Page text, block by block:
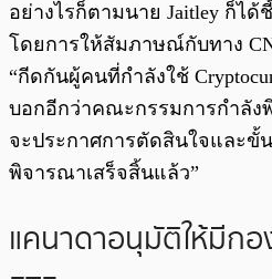
อย่างไรก็ตามนาย Jaitley ก็ไ
โดยการให้สัมภาษณ์กับทาง
“กีดกันผู้คนที่กำลังใช้
บอกอีกว่าคณะกรรมการกำลัง
จะประกาศการตัดสินใจและขั้
พิจารณาเสร็จสิ้นแล้ว”
แคนาดาอนุมัติให้มีก